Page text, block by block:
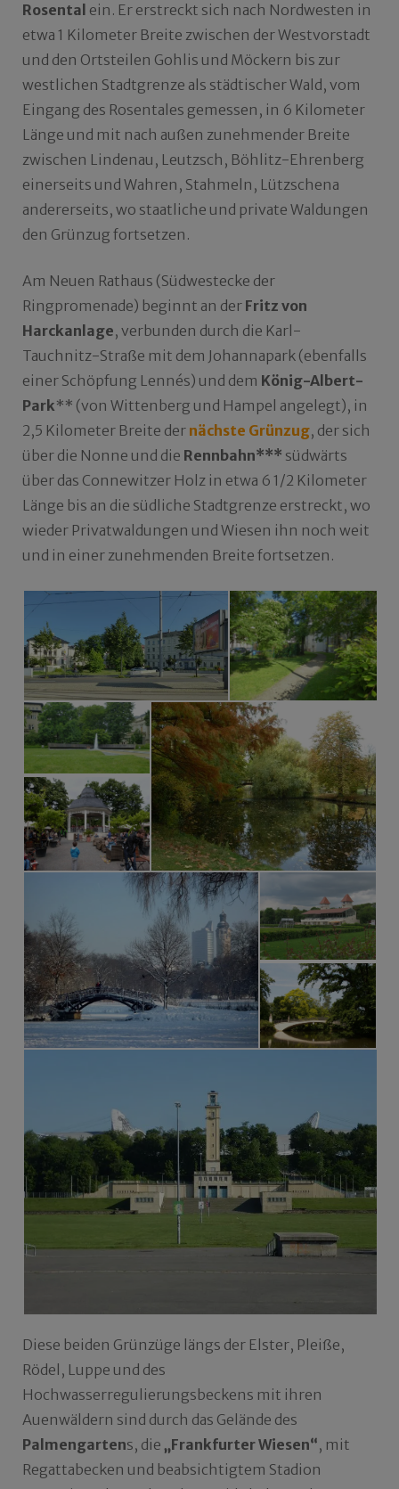
Rosental ein. Er erstreckt sich nach Nordwesten in
etwa 1 Kilometer Breite zwischen der Westvorstadt
und den Ortsteilen Gohlis und Möckern bis zur
westlichen Stadtgrenze als städtischer Wald, vom
Eingang des Rosentales gemessen, in 6 Kilometer
Länge und mit nach außen zunehmender Breite
zwischen Lindenau, Leutzsch, Böhlitz-Ehrenberg
einerseits und Wahren, Stahmeln, Lützschena
andererseits, wo staatliche und private Waldungen
den Grünzug fortsetzen.
Am Neuen Rathaus (Südwestecke der
Ringpromenade) beginnt an der Fritz von
Harckanlage, verbunden durch die Karl-
Tauchnitz-Straße mit dem Johannapark (ebenfalls
einer Schöpfung Lennés) und dem König-Albert-
Park** (von Wittenberg und Hampel angelegt), in
2,5 Kilometer Breite der nächste Grünzug, der sich
über die Nonne und die Rennbahn*** südwärts
über das Connewitzer Holz in etwa 6 1/2 Kilometer
Länge bis an die südliche Stadtgrenze erstreckt, wo
wieder Privatwaldungen und Wiesen ihn noch weit
und in einer zunehmenden Breite fortsetzen.
Diese beiden Grünzüge längs der Elster, Pleiße,
Rödel, Luppe und des
Hochwasserregulierungsbeckens mit ihren
Auenwäldern sind durch das Gelände des
Palmengartens, die „Frankfurter Wiesen“, mit
Regattabecken und beabsichtigtem Stadion